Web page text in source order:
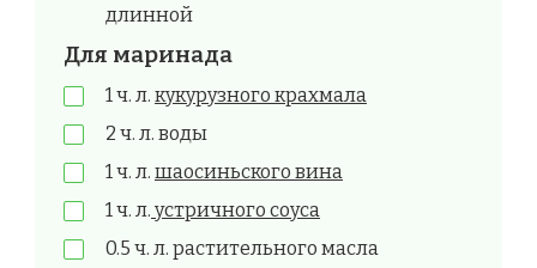
длинной
Для маринада
1 ч. л. кукурузного крахмала
2 ч. л. воды
1 ч. л. шаосиньского вина
1 ч. л. устричного соуса
0.5 ч. л. растительного масла